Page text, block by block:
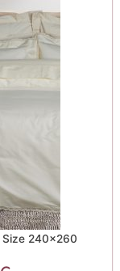
240×260